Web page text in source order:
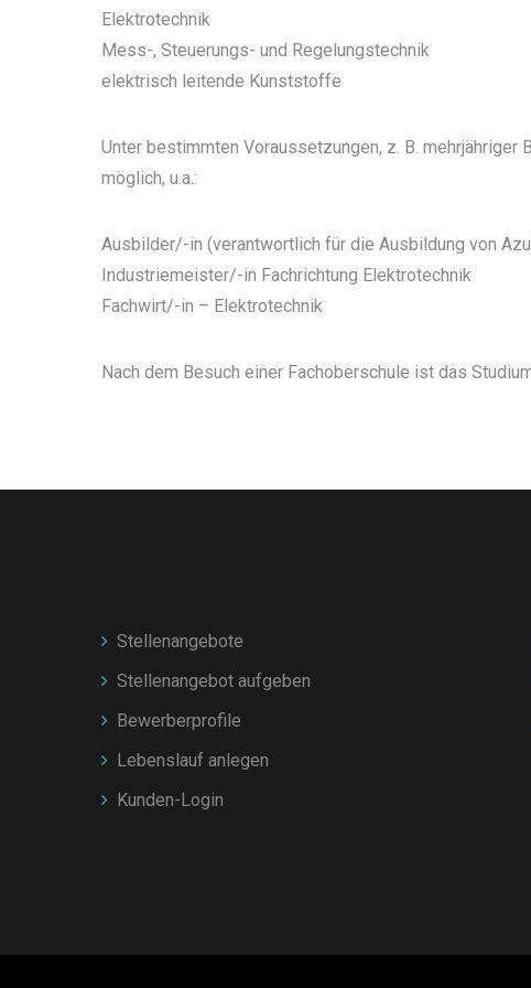
Elektrotechnik
Mess-, Steuerungs- und Regelungstechnik
elektrisch leitende Kunststoffe
Unter bestimmten Voraussetzungen, z. B. mehrjähriger
möglich, u.a.:
Ausbilder/-in (verantwortlich für die Ausbildung von
Industriemeister/-in Fachrichtung Elektrotechnik
Fachwirt/-in – Elektrotechnik
Nach dem Besuch einer Fachoberschule ist das
Stellenangebote
Stellenangebot aufgeben
Bewerberprofile
Lebenslauf anlegen
Kunden-Login